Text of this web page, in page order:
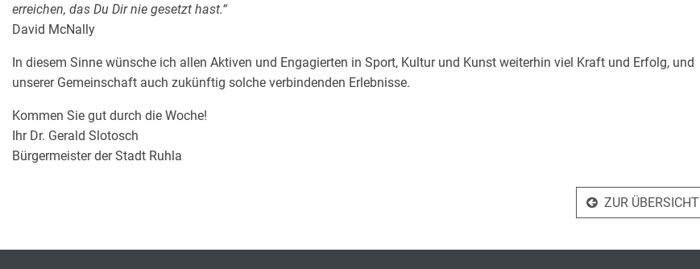
erreichen, das Du Dir nie gesetzt hast.“
David McNally
In diesem Sinne wünsche ich allen Aktiven und Engagierten in Sport, Kultur und Kunst weiterhin viel Kraft und Erfolg, und
unserer Gemeinschaft auch zukünftig solche verbindenden Erlebnisse.
Kommen Sie gut durch die Woche!
Ihr Dr. Gerald Slotosch
Bürgermeister der Stadt Ruhla
ZUR ÜBERSICHT